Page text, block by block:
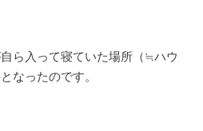
ら入って寝ていた場所（≒ハウ
なったのです。